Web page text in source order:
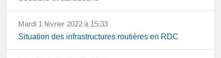
mardi 1 février 2022 à 15:33
Situation des infrastructures routières en RDC